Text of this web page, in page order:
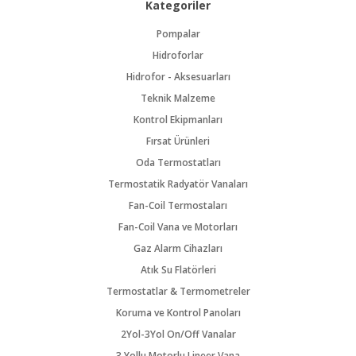
Kategoriler
Pompalar
Hidroforlar
Hidrofor - Aksesuarları
Teknik Malzeme
Kontrol Ekipmanları
Fırsat Ürünleri
Oda Termostatları
Termostatik Radyatör Vanaları
Fan-Coil Termostaları
Fan-Coil Vana ve Motorları
Gaz Alarm Cihazları
Atık Su Flatörleri
Termostatlar & Termometreler
Koruma ve Kontrol Panoları
2Yol-3Yol On/Off Vanalar